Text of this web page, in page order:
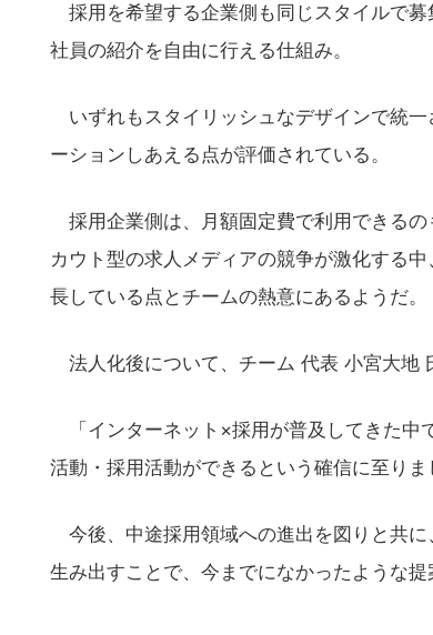
採用を希望する企業側も同じスタイルで
社員の紹介を自由に行える仕組み。
いずれもスタイリッシュなデザインで統
ーションしあえる点が評価されている。
採用企業側は、月額固定費で利用できる
カウト型の求人メディアの競争が激化する
長している点とチームの熱意にあるようだ。
法人化後について、チーム 代表 小宮大地
「インターネット×採用が普及してきた中
活動・採用活動ができるという確信に至りま
今後、中途採用領域への進出を図りと共
生み出すことで、今までになかったような